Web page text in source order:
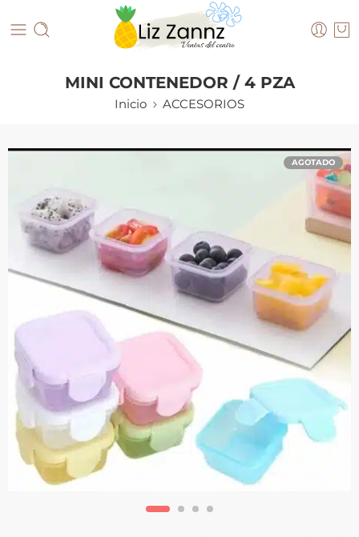
MINI CONTENEDOR / 4 PZA
Inicio ACCESORIOS
AGOTADO